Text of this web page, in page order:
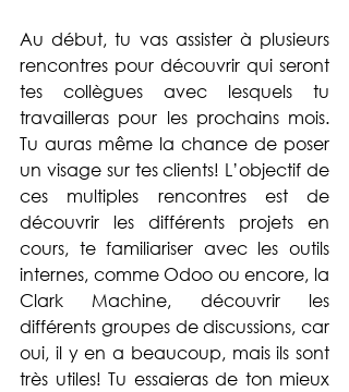
Au début, tu vas assister à plusieurs
rencontres pour découvrir qui seront
tes collègues avec lesquels tu
travailleras pour les prochains mois.
Tu auras même la chance de poser
un visage sur tes clients! L’objectif de
ces multiples rencontres est de
découvrir les différents projets en
cours, te familiariser avec les outils
internes, comme Odoo ou encore, la
Clark Machine, découvrir les
différents groupes de discussions, car
oui, il y en a beaucoup, mais ils sont
très utiles! Tu essaieras de ton mieux